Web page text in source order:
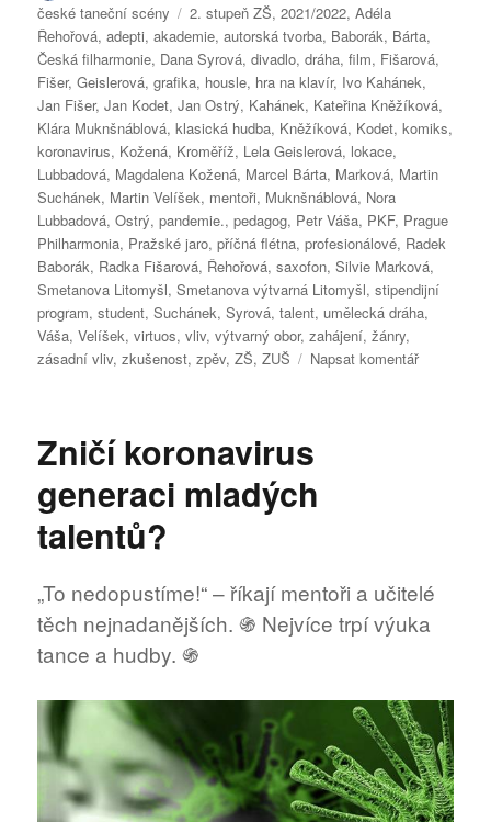
české taneční scény
Štítky:
2. stupeň ZŠ,2021/2022,Adéla
Řehořová,adepti,akademie,autorská tvorba, Baborák, Bárta,
Česká filharmonie, Dana Syrová,divadlo,dráha,film, Fišarová,
Fišer,Geislerová,grafika, housle, hra na klavír, Ivo Kahánek,
Jan Fišer,Jan Kodet,Jan Ostrý, Kahánek, Kateřina Kněžíková,
Klára Muknšnáblová,klasická hudba, Kněžíková, Kodet,komiks,
koronavirus, Kožená, Kroměříž, Lela Geislerová, lokace,
Lubbadová, Magdalena Kožená, Marcel Bárta, Marková, Martin
Suchánek, Martin Velíšek, mentoři, Muknšnáblová, Nora
Lubbadová,Ostrý,pandemie.,pedagog, Petr Váša, PKF, Prague
Philharmonia, Pražské jaro,příčná flétna,profesionálové, Radek
Baborák, Radka Fišarová, Řehořová,saxofon,Silvie Marková,
Smetanova Litomyšl,Smetanova výtvarná Litomyšl,stipendijní
program,student,Suchánek,Syrová,talent, umělecká dráha,
Váša,Velíšek,virtuos,vliv,výtvarný obor,zahájení,žánry,
zásadní vliv,zkušenost,zpěv,ZŠ,ZUŠ Napsat komentářpro
Zničí koronavirus
generaci mladých
talentů?
„To nedopustíme!“ – říkají mentoři a učitelé
těch nejnadanějších. ֍ Nejvíce trpí výuka
tance a hudby. ֍